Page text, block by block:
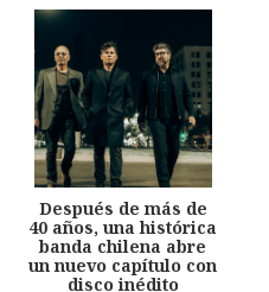
Después de más de
40 años, una histórica
banda chilena abre
un nuevo capítulo con
disco inédito